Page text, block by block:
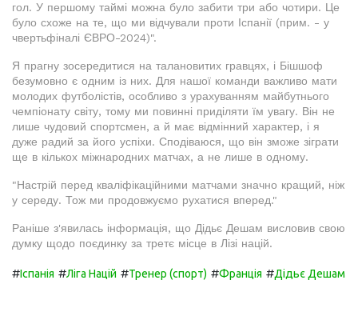
гол. У першому таймі можна було забити три або чотири. Це
було схоже на те, що ми відчували проти Іспанії (прим. - у
чвертьфіналі ЄВРО-2024)".
Я прагну зосередитися на талановитих гравцях, і Бішшоф
безумовно є одним із них. Для нашої команди важливо мати
молодих футболістів, особливо з урахуванням майбутнього
чемпіонату світу, тому ми повинні приділяти їм увагу. Він не
лише чудовий спортсмен, а й має відмінний характер, і я
дуже радий за його успіхи. Сподіваюся, що він зможе зіграти
ще в кількох міжнародних матчах, а не лише в одному.
"Настрій перед кваліфікаційними матчами значно кращий, ніж
у середу. Тож ми продовжуємо рухатися вперед."
Раніше з'явилась інформація, що Дідьє Дешам висловив свою
думку щодо поєдинку за третє місце в Лізі націй.
#Іспанія #Ліга Націй #Тренер (спорт) #Франція #Дідьє Дешам